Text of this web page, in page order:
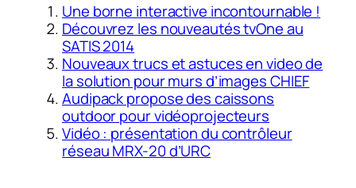
Une borne interactive incontournable !
Découvrez les nouveautés tvOne au
SATIS 2014
Nouveaux trucs et astuces en video de
la solution pour murs d’images CHIEF
Audipack propose des caissons
outdoor pour vidéoprojecteurs
Vidéo : présentation du contrôleur
réseau MRX-20 d’URC